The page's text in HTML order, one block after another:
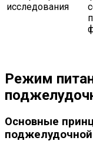
исследования
Режим
Основные